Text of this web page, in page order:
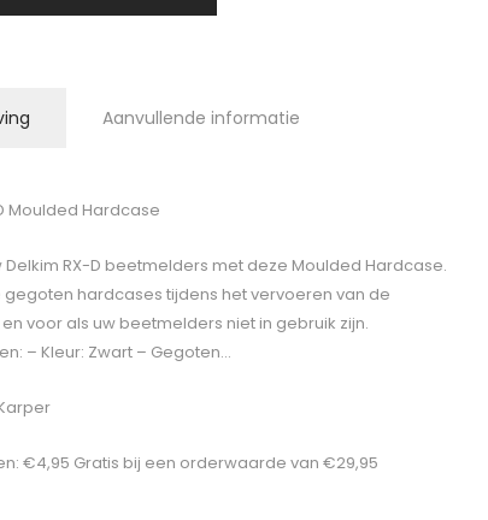
Aanvullende informatie
Moulded Hardcase
Delkim RX-D beetmelders met deze Moulded Hardcase.
gegoten hardcases tijdens het vervoeren van de
voor als uw beetmelders niet in gebruik zijn.
– Kleur: Zwart – Gegoten…
€4,95 Gratis bij een orderwaarde van €29,95